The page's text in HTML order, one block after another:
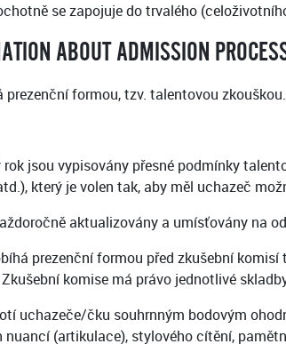
se zapojuje do trvalého
ABOUT ADMISSION
prezenční formou, tzv. talentovou zkouškou.
jsou vypisovány přesné podmínky
který je volen tak, aby měl uchazeč
aktualizovány a umísťovány na
prezenční formou před zkušební
komise má právo jednotlivé
uchazeče/čku souhrnným bodovým
(artikulace), stylového cítění,